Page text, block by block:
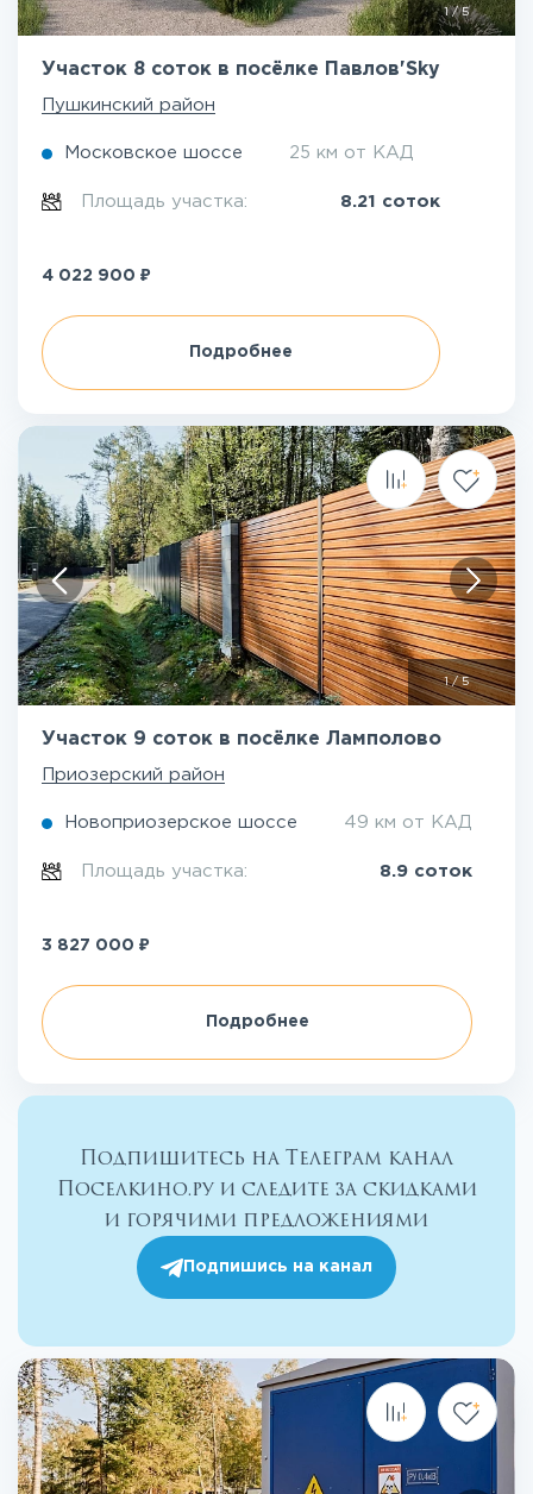
1/5
Участок 8 соток в посёлке Павлов'Sky
Пушкинский район
Московское шоссе 25 км от КАД
Площадь участка: 8.21 соток
4 022 900 ₽
Подробнее
1/ 5
Участок 9 соток в посёлке Ламполово
Приозерский район
Новоприозерское шоссе 49 км от КАД
Площадь участка: 8.9 соток
3 827 000 ₽
Подробнее
Подпишитесь на Телеграм канал
Поселкино.ру и следите за скидками
и горячими предложениями
Подпишись на канал